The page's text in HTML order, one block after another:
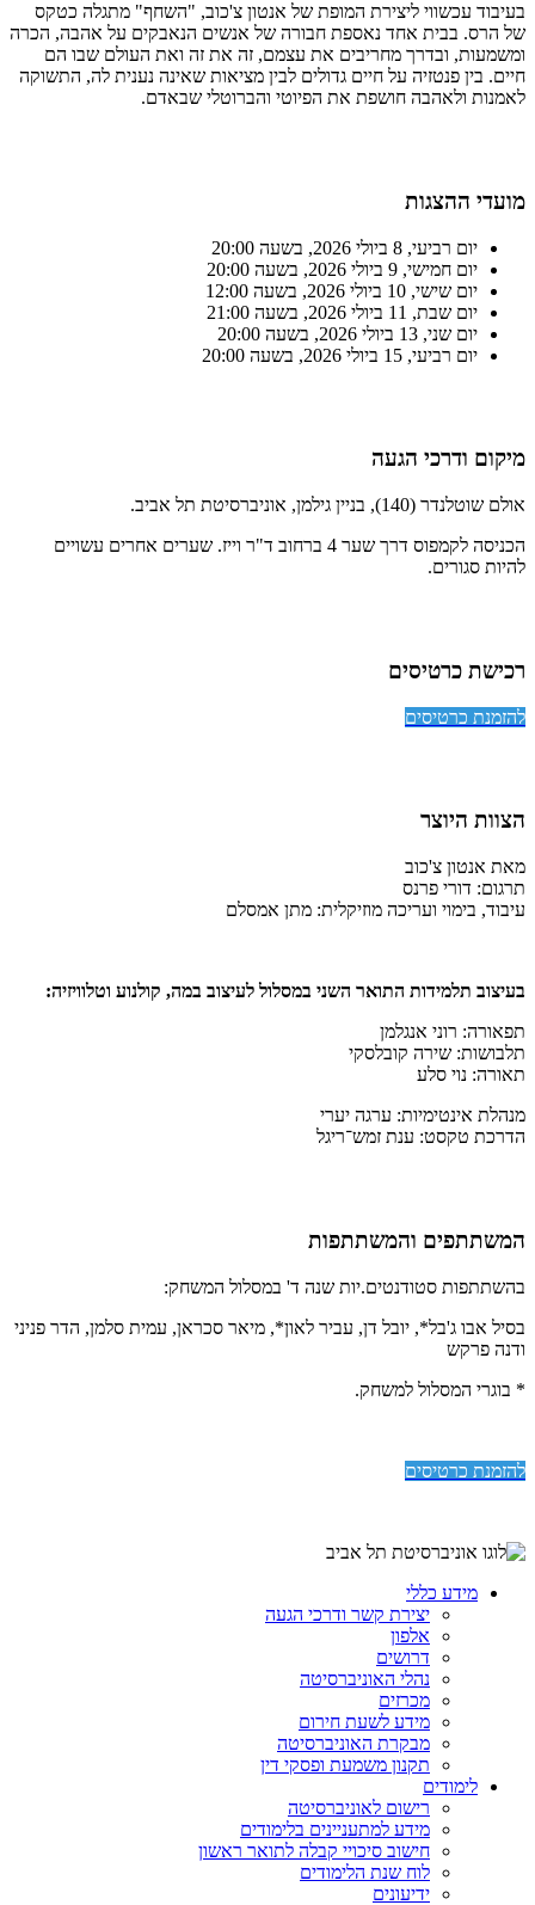
בעיבוד עכשווי ליצירת המופת של אנטון צ'כוב, "השחף" מתגלה כטקס
של הרס. בבית אחד נאספת חבורה של אנשים הנאבקים על אהבה, הכרה
ומשמעות, ובדרך מחריבים את עצמם, זה את זה ואת העולם שבו הם
חיים. בין פנטזיה על חיים גדולים לבין מציאות שאינה נענית לה, התשוקה
לאמנות ולאהבה חושפת את הפיוטי והברוטלי שבאדם.
מועדי ההצגות
יום רביעי, 8 ביולי 2026, בשעה 20:00
יום חמישי, 9 ביולי 2026, בשעה 20:00
יום שישי, 10 ביולי 2026, בשעה 12:00
יום שבת, 11 ביולי 2026, בשעה 21:00
יום שני, 13 ביולי 2026, בשעה 20:00
יום רביעי, 15 ביולי 2026, בשעה 20:00
מיקום ודרכי הגעה
אולם שוטלנדר (140), בניין גילמן, אוניברסיטת תל אביב.
הכניסה לקמפוס דרך שער 4 ברחוב ד"ר וייז. שערים אחרים עשויים
להיות סגורים.
רכישת כרטיסים
להזמנת כרטיסים
הצוות היוצר
מאת אנטון צ'כוב
תרגום: דורי פרנס
עיבוד, בימוי ועריכה מוזיקלית: מתן אמסלם
בעיצוב תלמידות התואר השני במסלול לעיצוב במה, קולנוע וטלוויזיה:
תפאורה: רוני אנגלמן
תלבושות: שירה קובלסקי
תאורה: נוי סלע
מנהלת אינטימיות: ערגה יערי
הדרכת טקסט: ענת זמש־ריגל
המשתתפים והמשתתפות
בהשתתפות סטודנטים.יות שנה ד' במסלול המשחק:
בסיל אבו ג'בל*, יובל דן, עביר לאון*, מיאר סכראן, עמית סלמן, הדר פניני
ודנה פרקש
* בוגרי המסלול למשחק.
להזמנת כרטיסים
מידע כללי
יצירת קשר ודרכי הגעה
אלפון
דרושים
נהלי האוניברסיטה
מכרזים
מידע לשעת חירום
מבקרת האוניברסיטה
תקנון משמעת ופסקי דין
לימודים
רישום לאוניברסיטה
מידע למתעניינים בלימודים
חישוב סיכויי קבלה לתואר ראשון
לוח שנת הלימודים
ידיעונים